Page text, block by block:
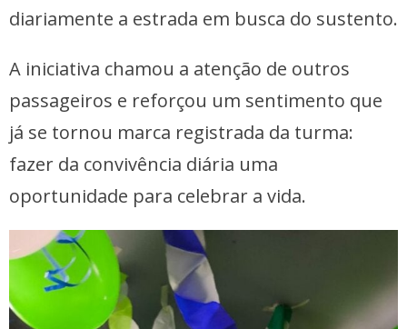
diariamente a estrada em busca do sustento.
A iniciativa chamou a atenção de outros
passageiros e reforçou um sentimento que
já se tornou marca registrada da turma:
fazer da convivência diária uma
oportunidade para celebrar a vida.